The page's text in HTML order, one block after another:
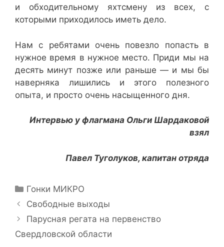
и обходительному яхтсмену из всех, с
которыми приходилось иметь дело.
Нам с ребятами очень повезло попасть в
нужное время в нужное место. Приди мы на
десять минут позже или раньше — и мы бы
наверняка лишились и этого полезного
опыта, и просто очень насыщенного дня.
Интервью у флагмана Ольги Шардаковой
взял
Павел Туголуков, капитан отряда
Рубрики
Гонки МИКРО
Навигация
записи
Свободные выходы
Парусная регата на первенство
Свердловской области